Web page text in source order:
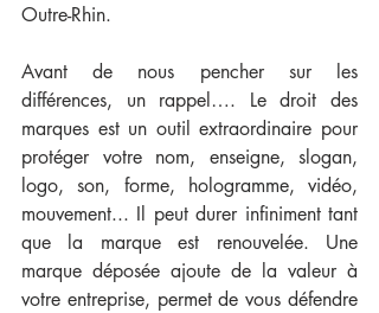
Outre-Rhin.
Avant de nous pencher sur les
différences, un rappel…. Le droit des
marques est un outil extraordinaire pour
protéger votre nom, enseigne, slogan,
logo, son, forme, hologramme, vidéo,
mouvement... Il peut durer infiniment tant
que la marque est renouvelée. Une
marque déposée ajoute de la valeur à
votre entreprise, permet de vous défendre